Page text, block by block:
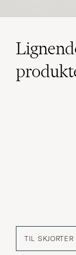
TIL SKJORTER